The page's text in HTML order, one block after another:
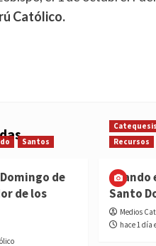
Católico.
Santos
de
de los
Catequesis
Recursos
Cuando
Santo
Medios
hace 1 día